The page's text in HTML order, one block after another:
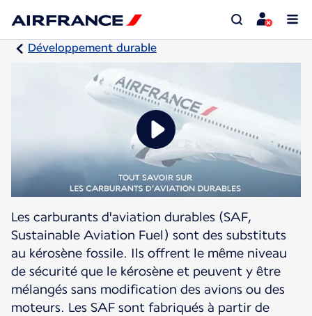
Développement durable
Les carburants d'aviation durables (SAF,
Sustainable Aviation Fuel) sont des substituts
au kérosène fossile. Ils offrent le même niveau
de sécurité que le kérosène et peuvent y être
mélangés sans modification des avions ou des
moteurs. Les SAF sont fabriqués à partir de